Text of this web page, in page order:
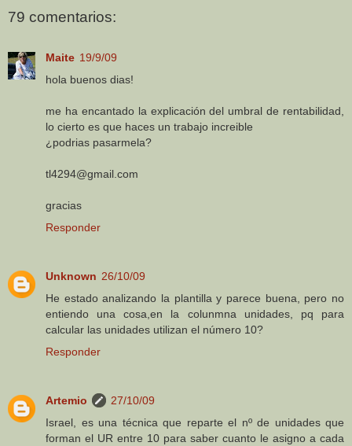
79 comentarios:
Maite 19/9/09
hola buenos dias!
me ha encantado la explicación del umbral de rentabilidad,
lo cierto es que haces un trabajo increible
¿podrias pasarmela?
tl4294@gmail.com
gracias
Responder
Unknown 26/10/09
He estado analizando la plantilla y parece buena, pero no
entiendo una cosa,en la colunmna unidades, pq para
calcular las unidades utilizan el número 10?
Responder
Artemio
27/10/09
Israel, es una técnica que reparte el nº de unidades que
forman el UR entre 10 para saber cuanto le asigno a cada